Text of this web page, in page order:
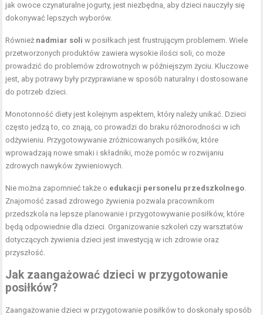
jak owoce czynaturalne jogurty, jest niezbędna, aby dzieci nauczyły się
dokonywać lepszych wyborów.
Również nadmiar soli w posiłkach jest frustrującym problemem. Wiele
przetworzonych produktów zawiera wysokie ilości soli, co może
prowadzić do problemów zdrowotnych w późniejszym życiu. Kluczowe
jest, aby potrawy były przyprawiane w sposób naturalny i dostosowane
do potrzeb dzieci.
Monotonność diety jest kolejnym aspektem, który należy unikać. Dzieci
często jedzą to, co znają, co prowadzi do braku różnorodności w ich
odżywieniu. Przygotowywanie zróżnicowanych posiłków, które
wprowadzają nowe smaki i składniki, może pomóc w rozwijaniu
zdrowych nawyków żywieniowych.
Nie można zapomnieć także o edukacji personelu przedszkolnego.
Znajomość zasad zdrowego żywienia pozwala pracownikom
przedszkola na lepsze planowanie i przygotowywanie posiłków, które
będą odpowiednie dla dzieci. Organizowanie szkoleń czy warsztatów
dotyczących żywienia dzieci jest inwestycją w ich zdrowie oraz
przyszłość.
Jak zaangażować dzieci w przygotowanie
posiłków?
Zaangażowanie dzieci w przygotowanie posiłków to doskonały sposób